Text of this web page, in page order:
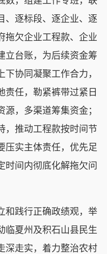
、逐标段、逐企业、逐
拖欠企业工程款、企业
立台账，为后续资金筹
协同凝聚工作合力，
责任，勒紧裤带过紧日
，多渠道筹集资金；
，推动工程款按时间节
压实主体责任，优先足
时间内彻底化解拖欠问
践行正确政绩观，举
临夏州及积石山县民生
深走实，着力整治农村